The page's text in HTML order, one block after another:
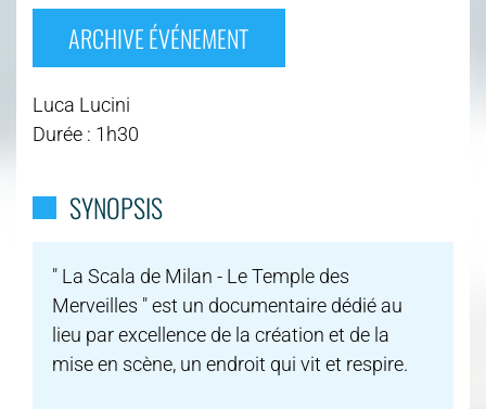
ARCHIVE ÉVÉNEMENT
Luca Lucini
Durée : 1h30
SYNOPSIS
" La Scala de Milan - Le Temple des
Merveilles " est un documentaire dédié au
lieu par excellence de la création et de la
mise en scène, un endroit qui vit et respire.